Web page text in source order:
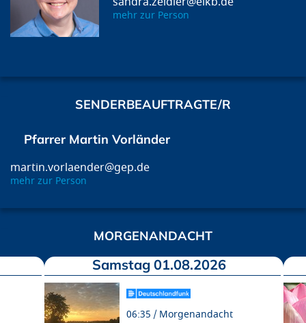
mehr zur Person
SENDERBEAUFTRAGTE/R
Pfarrer Martin Vorländer
martin.vorlaender@gep.de
mehr zur Person
MORGENANDACHT
Samstag 01.08.2026
06:35 Morgenandacht